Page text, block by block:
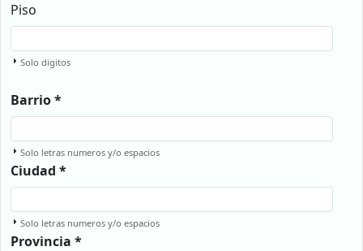
Piso
Solo digitos
Barrio *
Solo letras numeros y/o espacios
Ciudad *
Solo letras numeros y/o espacios
Provincia *